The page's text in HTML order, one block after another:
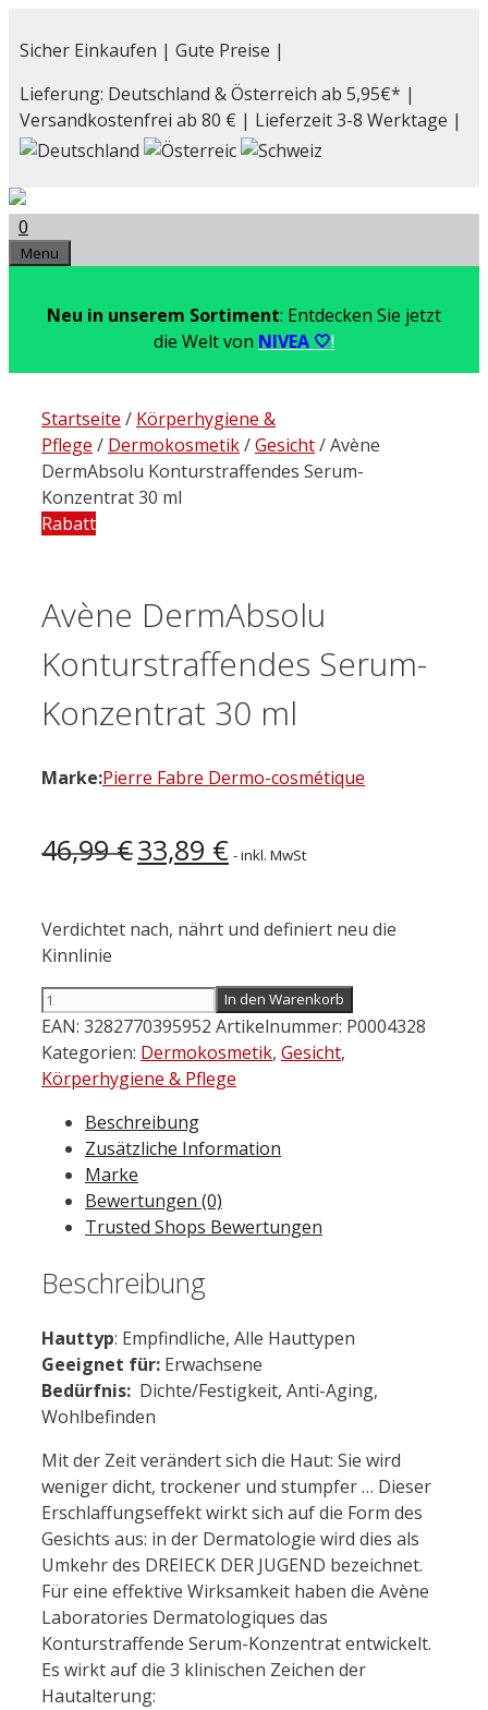
Inhalt
Sicher Einkaufen | Gute Preise |
Lieferung: Deutschland & Österreich ab 5,95€* |
Versandkostenfrei ab 80 € | Lieferzeit 3-8 Werktage |
0
Menu
Neu in unserem Sortiment: Entdecken Sie jetzt
die Welt von NIVEA 🤍!
Startseite / Körperhygiene &
Pflege / Dermokosmetik/Gesicht/ Avène
DermAbsolu Konturstraffendes Serum-
Konzentrat 30 ml
Rabatt
Avène DermAbsolu
Konturstraffendes Serum-
Konzentrat 30 ml
Marke:Pierre Fabre Dermo-cosmétique
46,99€ Ursprünglicher
Preis
46,99 €
33,89 €Aktueller
Preis
33,89 €.
- inkl. MwSt
Verdichtet nach, nährt und definiert neu die
Kinnlinie
Avène
DermAbsolu
Konturstraffendes
Serum-
Menge
In den Warenkorb
EAN: 3282770395952 Artikelnummer: P0004328
Kategorien: Dermokosmetik, Gesicht,
Körperhygiene & Pflege
Beschreibung
Zusätzliche Information
Marke
Bewertungen (0)
Trusted Shops Bewertungen
Beschreibung
Hauttyp: Empfindliche, Alle Hauttypen
Geeignet für: Erwachsene
Bedürfnis: Dichte/Festigkeit, Anti-Aging,
Wohlbefinden
Mit der Zeit verändert sich die Haut: Sie wird
weniger dicht, trockener und stumpfer … Dieser
Erschlaffungseffekt wirkt sich auf die Form des
Gesichts aus: in der Dermatologie wird dies als
Umkehr des DREIECK DER JUGEND bezeichnet.
Für eine effektive Wirksamkeit haben die Avène
Laboratories Dermatologiques das
Konturstraffende Serum-Konzentrat entwickelt.
Es wirkt auf die 3 klinischen Zeichen der
Hautalterung: